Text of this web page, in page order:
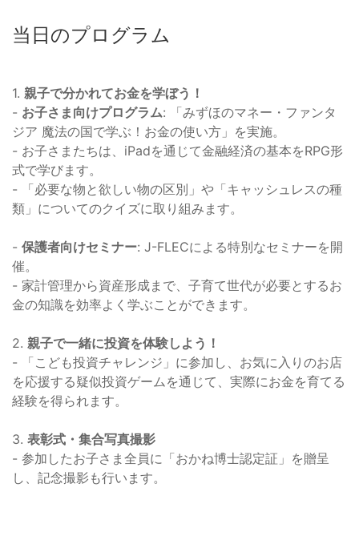
当日のプログラム
1. 親子で分かれてお金を学ぼう！
- お子さま向けプログラム: 「みずほのマネー・ファンタ
ジア 魔法の国で学ぶ！お金の使い方」を実施。
- お子さまたちは、iPadを通じて金融経済の基本をRPG形
式で学びます。
- 「必要な物と欲しい物の区別」や「キャッシュレスの種
類」についてのクイズに取り組みます。
- 保護者向けセミナー: J-FLECによる特別なセミナーを開
催。
- 家計管理から資産形成まで、子育て世代が必要とするお
金の知識を効率よく学ぶことができます。
2. 親子で一緒に投資を体験しよう！
- 「こども投資チャレンジ」に参加し、お気に入りのお店
を応援する疑似投資ゲームを通じて、実際にお金を育てる
経験を得られます。
3. 表彰式・集合写真撮影
- 参加したお子さま全員に「おかね博士認定証」を贈呈
し、記念撮影も行います。